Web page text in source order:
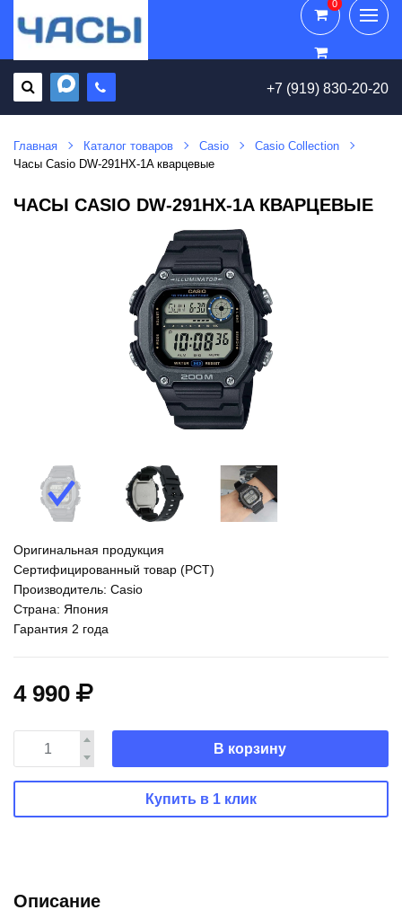
+7 (919) 830-20-20
0
0
Главная Каталог товаров Casio
Casio Collection
Часы Casio DW-291HX-1A кварцевые
ЧАСЫ CASIO DW-291HX-1A КВАРЦЕВЫЕ
Оригинальная продукция
Сертифицированный товар (РСТ)
Производитель: Casio
Страна: Япония
Гарантия 2 года
4 990
В корзину
Купить в 1 клик
Описание